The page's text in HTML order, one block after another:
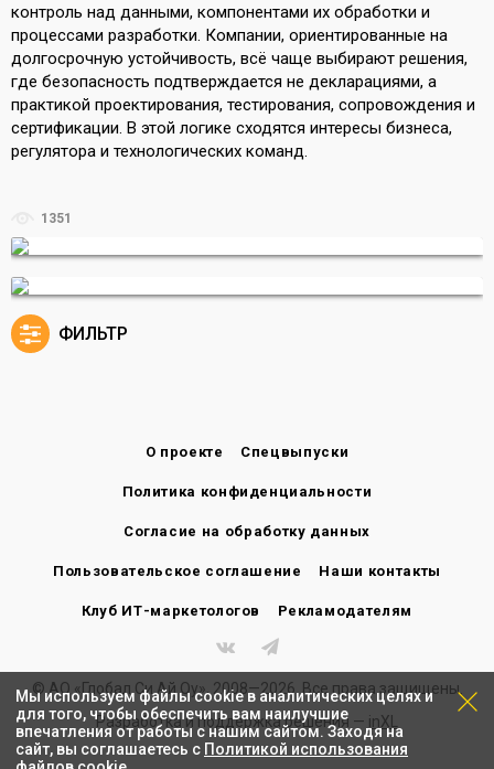
контроль над данными, компонентами их обработки и
процессами разработки. Компании, ориентированные на
долгосрочную устойчивость, всё чаще выбирают решения,
где безопасность подтверждается не декларациями, а
практикой проектирования, тестирования, сопровождения и
сертификации. В этой логике сходятся интересы бизнеса,
регулятора и технологических команд.
1351
ФИЛЬТР
О проекте Спецвыпуски
Политика конфиденциальности
Согласие на обработку данных
Пользовательское соглашение Наши контакты
Клуб ИТ-маркетологов Рекламодателям
© АО «Глобал Си Ай Оу», 2008—2026. Все права защищены.
Разработка и поддержка решения — inXL
Мы используем файлы cookie в аналитических целях и
для того, чтобы обеспечить вам наилучшие
впечатления от работы с нашим сайтом. Заходя на
сайт, вы соглашаетесь с Политикой использования